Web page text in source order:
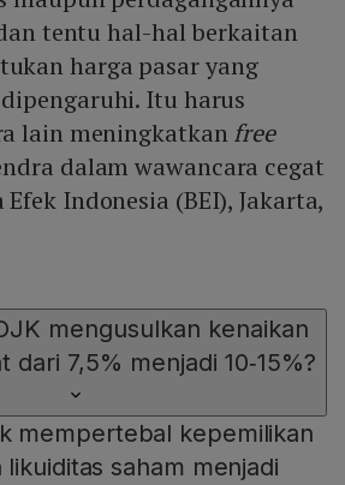
tentu hal-hal berkaitan
harga pasar yang
Itu harus
lain meningkatkan free
dalam wawancara cegat
Indonesia (BEI), Jakarta,
mengusulkan kenaikan
7,5% menjadi 10‑15%?
mempertebal kepemilikan
saham menjadi